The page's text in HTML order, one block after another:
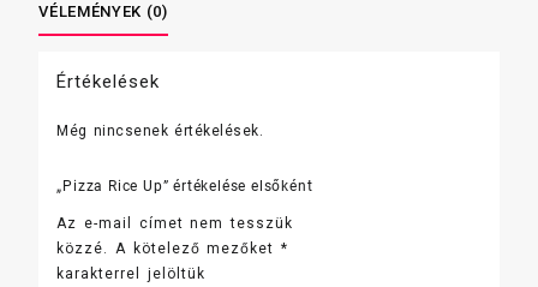
VÉLEMÉNYEK (0)
Értékelések
Még nincsenek értékelések.
„Pizza Rice Up” értékelése elsőként
Az e-mail címet nem tesszük
közzé. A kötelező mezőket *
karakterrel jelöltük